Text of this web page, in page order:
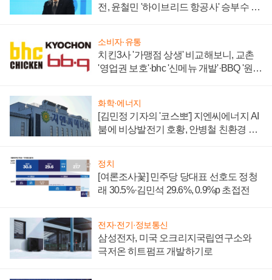
전, 윤철민 '하이브리드 항공사' 승부수 통
소비자·유통
치킨3사 '가맹점 상생' 비교해보니, 교촌
'영업권 보호'·bhc '신메뉴 개발'·BBQ '원가
화학·에너지
[김민정 기자의 '코스뽀'] 지엔씨에너지 AI
붐에 비상발전기 호황, 안병철 친환경 에
정치
[여론조사꽃] 민주당 당대표 선호도 정청
래 30.5%·김민석 29.6%, 0.9%p 초접전
전자·전기·정보통신
삼성전자, 미국 오크리지국립연구소와
극저온 히트펌프 개발하기로